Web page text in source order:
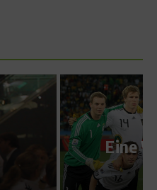
Südafrika – Ein
(Teil 2)